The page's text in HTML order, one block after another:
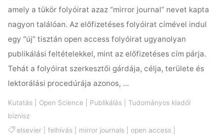
amely a tükör folyóirat azaz “mirror journal” nevet kapta
nagyon találóan. Az előfizetéses folyóirat címével indul
egy “új” tisztán open access folyóirat ugyanolyan
publikálási feltételekkel, mint az előfizetéses cím párja.
Tehát a folyóirat szerkesztői gárdája, célja, területe és
lektorálási procedúrája azonos, …
Kutatás Open Science Publikálás
Tudományos kiadói
biznisz
elsevier| felhívás| mirror journals| open access|